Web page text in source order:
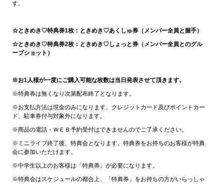
す。
☆ときめき♡特典券1枚：ときめき♡あくしゅ券（メンバー全員と握手）
☆ときめき♡特典券2枚：ときめき♡しょっと券（メンバー全員とのグル
ープショット）
※お1人様が一度にご購入可能な枚数は当日発表させて頂きます。
※特典券は無くなり次第配布終了となります。
※お支払方法は現金のみになります。クレジットカード及びポイントカー
ド、駐車券付与対象外になります。
※商品の電話・ＷＥＢ予約受付はできませんのでご了承ください。
※ミニライブ終了後、特典会となります。特典券をお持ちのお客様が特典
会に参加いただけます。
※中学生以上のお客様は「特典券」が必要になります。
※特典会はスケジュールの都合上、「特典券」をお持ちの方がいらっしゃ